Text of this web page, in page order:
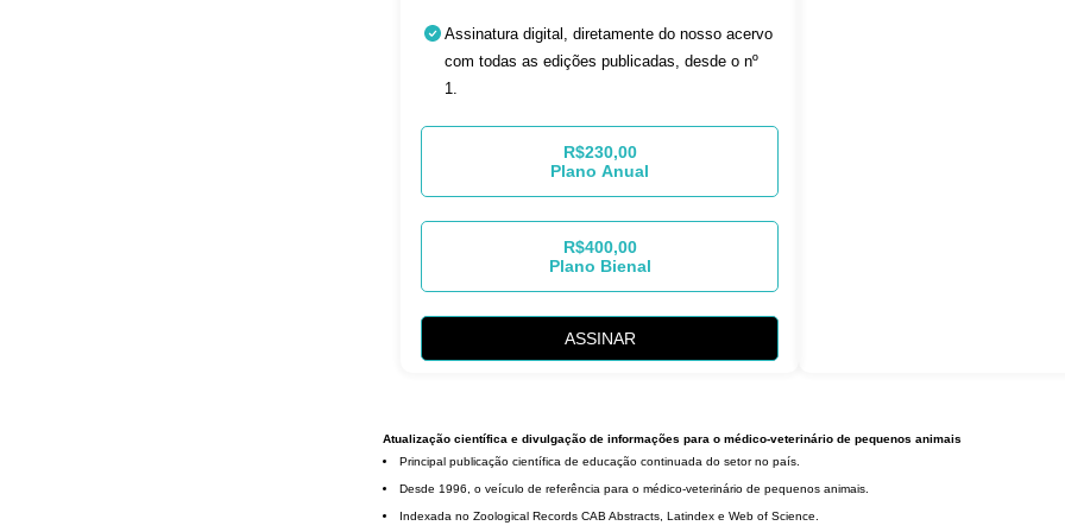
Assinatura digital, diretamente do nosso acervo
com todas as edições publicadas, desde o nº
1.
R$230,00
Plano Anual
R$400,00
Plano Bienal
ASSINAR
Atualização científica e divulgação de informações para o médico-veterinário de pequenos animais
Principal publicação científica de educação continuada do setor no país.
Desde 1996, o veículo de referência para o médico-veterinário de pequenos animais.
Indexada no Zoological Records CAB Abstracts, Latindex e Web of Science.